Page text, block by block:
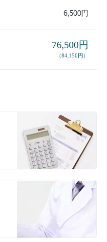
6,500円
76,500円
（84,150円）